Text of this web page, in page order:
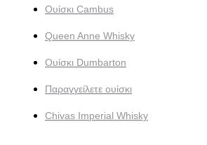
Ουίσκι Cambus
Queen Anne Whisky
Ουίσκι Dumbarton
Παραγγείλετε ουίσκι
Chivas Imperial Whisky